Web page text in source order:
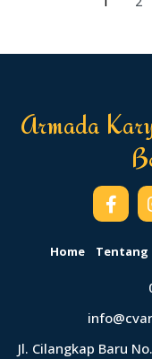
Armada
Home Tentang
Jl. Cilangkap Baru